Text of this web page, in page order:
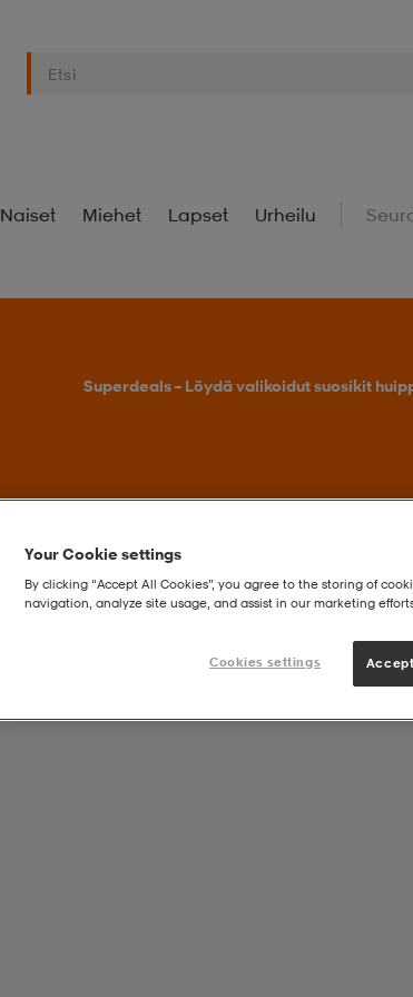
Naiset Miehet Lapset Urheilu
Superdeals – Löydä valikoidut suosikit
Your Cookie settings
By clicking “Accept All Cookies”, you agree to the storing of
navigation, analyze site usage, and assist in our marketing
Cookies settings